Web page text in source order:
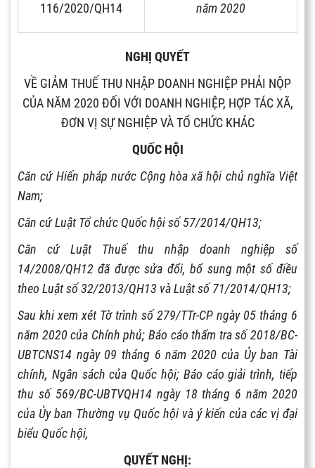
116/2020/QH14
năm 2020
NGHỊ QUYẾT
VỀ GIẢM THUẾ THU NHẬP DOANH NGHIỆP PHẢI NỘP
CỦA NĂM 2020 ĐỐI VỚI DOANH NGHIỆP, HỢP TÁC XÃ,
ĐƠN VỊ SỰ NGHIỆP VÀ TỔ CHỨC KHÁC
QUỐC HỘI
Căn cứ Hiến pháp nước Cộng hòa xã hội chủ nghĩa Việt
Nam;
Căn cứ Luật Tổ chức Quốc hội số 57/2014/QH13;
Căn cứ Luật Thuế thu nhập doanh nghiệp số
14/2008/QH12 đã được sửa đổi, bổ sung một số điều
theo Luật số 32/2013/QH13 và Luật số 71/2014/QH13;
Sau khi xem xét Tờ trình số 279/TTr-CP ngày 05 tháng 6
năm 2020 của Chính phủ; Báo cáo thẩm tra số 2018/BC-
UBTCNS14 ngày 09 tháng 6 năm 2020 của Ủy ban Tài
chính, Ngân sách của Quốc hội; Báo cáo giải trình, tiếp
thu số 569/BC-UBTVQH14 ngày 18 tháng 6 năm 2020
của Ủy ban Thường vụ Quốc hội và ý kiến của các vị đại
biểu Quốc hội,
QUYẾT NGHỊ: